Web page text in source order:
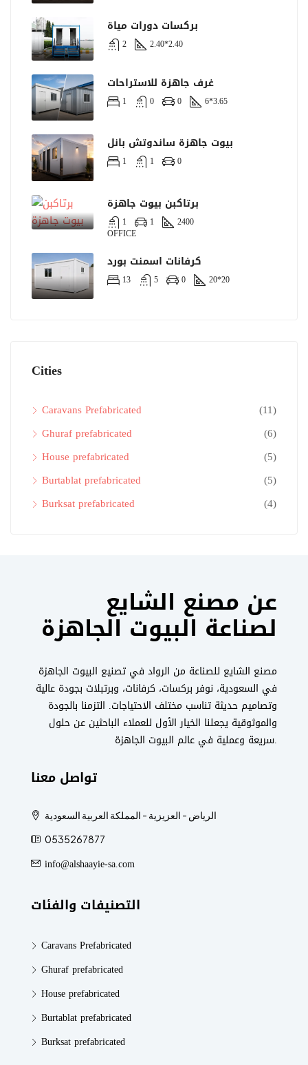
بركسات دورات مياة
2 2.40*2.40
غرف جاهزة للاستراحات
1 0 0 6*3.65
بيوت جاهزة ساندوتش بانل
1 1 0
برتاكبن بيوت جاهزة
1 1 2400
OFFICE
كرفانات اسمنت بورد
13 5 0 20*20
Cities
Caravans Prefabricated
(11)
Ghuraf prefabricated
(6)
House prefabricated
(5)
Burtablat prefabricated
(5)
Burksat prefabricated
(4)
عن مصنع الشايع
لصناعة البيوت الجاهزة
مصنع الشايع للصناعة من الرواد في تصنيع البيوت الجاهزة
في السعودية، نوفر بركسات، كرفانات، وبرتبلات بجودة عالية
وتصاميم حديثة تناسب مختلف الاحتياجات. التزمنا بالجودة
والموثوقية يجعلنا الخيار الأول للعملاء الباحثين عن حلول
سريعة وعملية في عالم البيوت الجاهزة.
تواصل معنا
الرياض - العزيزية - المملكة العربية السعودية
0535267877
info@alshaayie-sa.com
التصنيفات والفئات
Caravans Prefabricated
Ghuraf prefabricated
House prefabricated
Burtablat prefabricated
Burksat prefabricated